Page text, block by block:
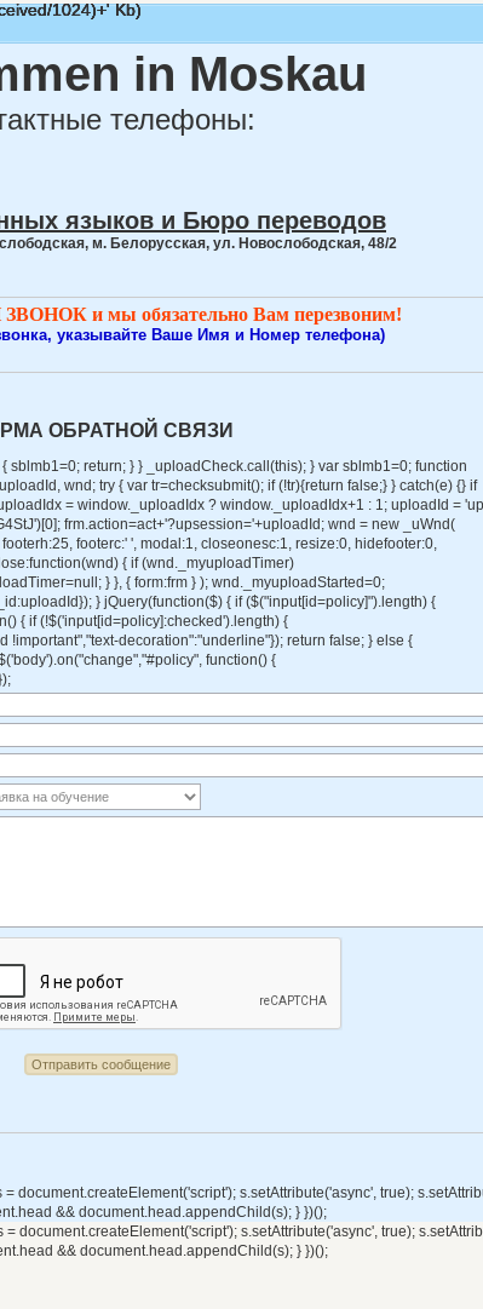
in Moskau
телефоны:
языков и Бюро переводов
м. Белорусская, ул. Новослободская, 48/2
и мы обязательно Вам перезвоним!
указывайте Ваше Имя и Номер телефона)
ОБРАТНОЙ СВЯЗИ
1024)+' Kb)
sblmb1=0; return; } } _uploadCheck.call(this); } var sblmb1=0; function
wnd; try { var tr=checksubmit(); if (!tr){return false;} } catch(e) {} if
= window._uploadIdx ? window._uploadIdx+1 : 1; uploadId =
frm.action=act+'?upsession='+uploadId; wnd = new _uWnd(
footerc:' ', modal:1, closeonesc:1, resize:0, hidefooter:0,
{ if (wnd._myuploadTimer)
} }, { form:frm } ); wnd._myuploadStarted=0;
} jQuery(function($) { if ($("input[id=policy]").length) {
{ if (!$('input[id=policy]:checked').length) {
!important","text-decoration":"underline"}); return false; } else {
function() {
s.setAttribute('async', true);
&& document.head.appendChild(s); } })();
s.setAttribute('async', true);
&& document.head.appendChild(s); } })();
1024)+' Kb)
1024)+' Kb)
1024)+' Kb)
1024)+' Kb)